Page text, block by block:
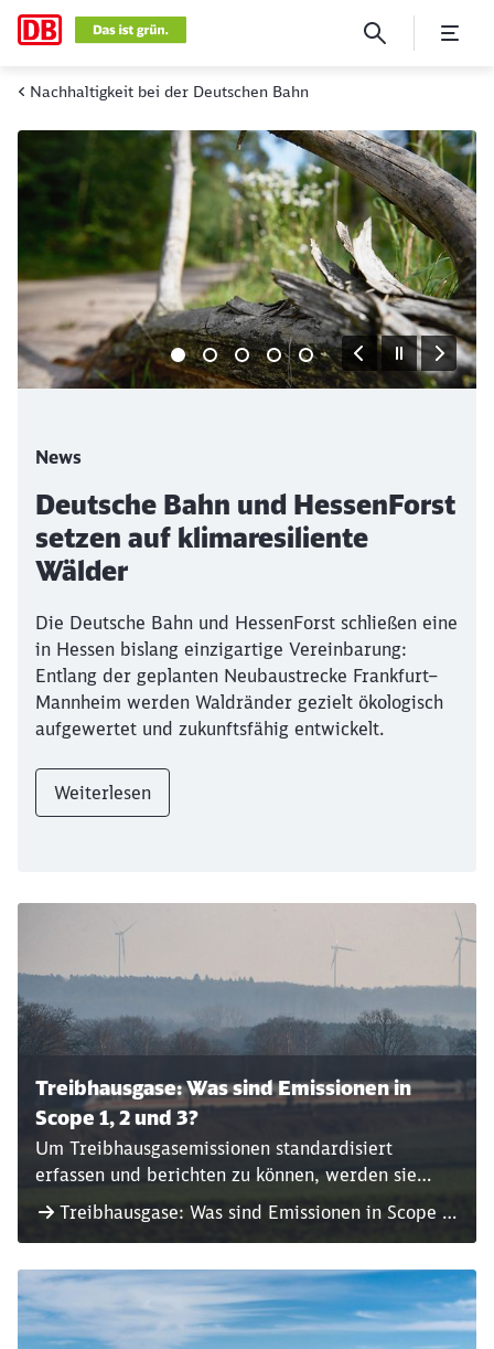
Aktuelles
Nachhaltigkeit bei der Deutschen Bahn
Klicken, um den folgenden Slider zu überspringen
News
Südostbayernbahn und Siemens
stellen neuen Wasserstoffzug
vor
Wasserstoffzüge von Siemens Mobility sind ab
dem Fahrplanwechsel auf der Strecke Mühldorf–
Burghausen unterwegs. Die lokal emissionsfreie
Technologie stärkt den klimafreundlichen
Regionalverkehr auf nicht elektrifizierten Strecken.
Weiterlesen
Ende des Sliders
Treibhausgase: Was sind Emissionen in
Scope 1, 2 und 3?
Um Treibhausgasemissionen standardisiert
erfassen und berichten zu können, werden sie
entsprechenden Kategorien zugeordnet –
sogenannten Scopes.
Treibhausgase: Was sind Emissionen in Scope 1,
2 und 3?